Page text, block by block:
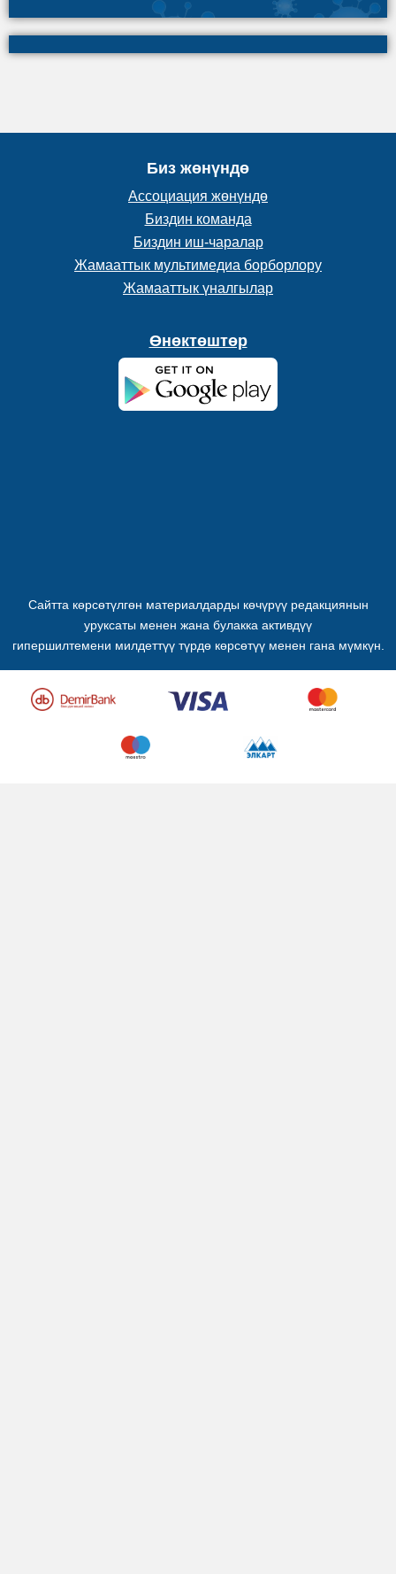
Биз жөнүндө
Ассоциация жөнүндө
Биздин команда
Биздин иш-чаралар
Жамааттык мультимедиа борборлору
Жамааттык үналгылар
Өнөктөштөр
Сайтта көрсөтүлгөн материалдарды көчүрүү редакциянын
уруксаты менен жана булакка активдүү
гипершилтемени милдеттүү түрдө көрсөтүү менен гана мүмкүн.